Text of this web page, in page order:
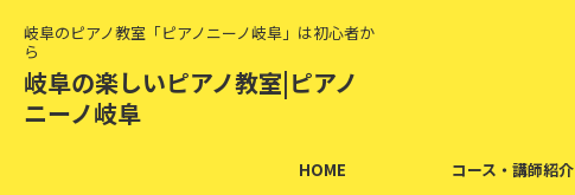
岐阜のピアノ教室「ピアノニーノ岐阜」は初心者か
ら
岐阜の楽しいピアノ教室|ピアノ
ニーノ岐阜
HOME コース・講師紹介